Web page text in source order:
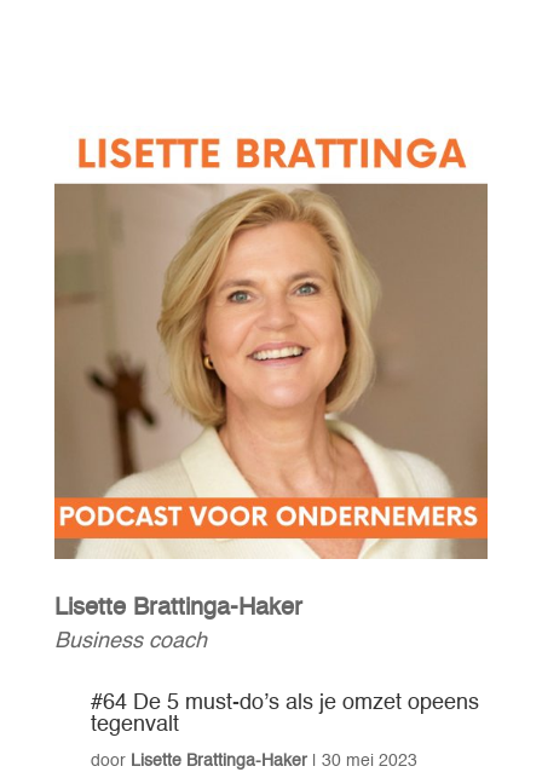
Lisette Brattinga-Haker
Business coach
#64 De 5 must-do’s als je omzet opeens
tegenvalt
door Lisette Brattinga-Haker| 30 mei 2023